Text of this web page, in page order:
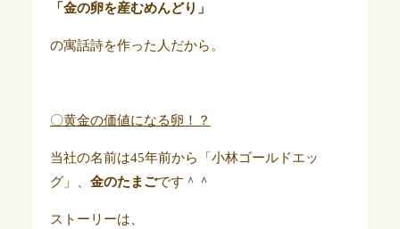
「金の卵を産むめんどり」
の寓話詩を作った人だから。
〇黄金の価値になる卵！？
当社の名前は45年前から「小林ゴールドエッ
グ」、 金のたまごです＾＾
ストーリーは、